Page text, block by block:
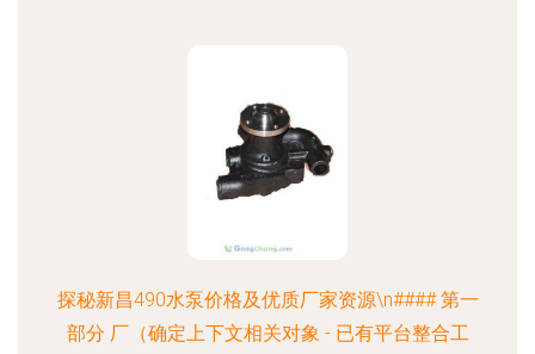
探秘新昌490水泵价格及优质厂家资源\n#### 第一
部分 厂（确定上下文相关对象 - 已有平台整合工